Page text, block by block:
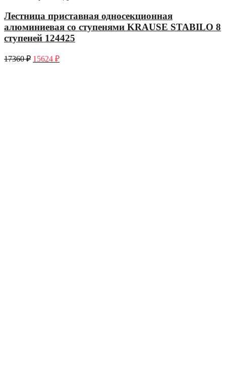
Лестница приставная односекционная
алюминиевая со ступенями KRAUSE STABILO 8
ступеней 124425
17360₽ 15624 ₽